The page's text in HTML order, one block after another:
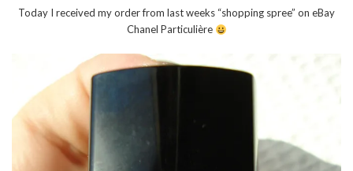
Today I received my order from last weeks “shopping spree” on eBay
Chanel Particulière